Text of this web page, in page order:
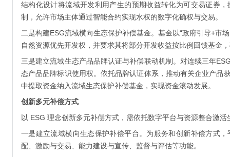
结构化设计将流域开发利用产生的预期收益转化为可交易证券
制，允许市场主体通过智能合约实现水权的数字化确权与交易。
二是构建ESG流域横向生态保护补偿基金。基金以“政府引导+市
自然资源优先开发权，并要求其将部分开发收益按比例回馈基金
三是建立流域生态产品品牌认证与补偿联动机制。对连续三年
态产品品牌标识使用权。依托品牌认证体系，推动有关企业产品
中提取资金纳入流域生态保护补偿基金，实现资金滚动发展。
创新多元补偿方式
以 ESG 理念创新多元补偿方式，需依托数字平台与资源整合激
一是建立流域横向生态保护补偿平台。为服务和创新补偿方式
配、激励与交易、能力建设与宣传、监督与评估等功能。